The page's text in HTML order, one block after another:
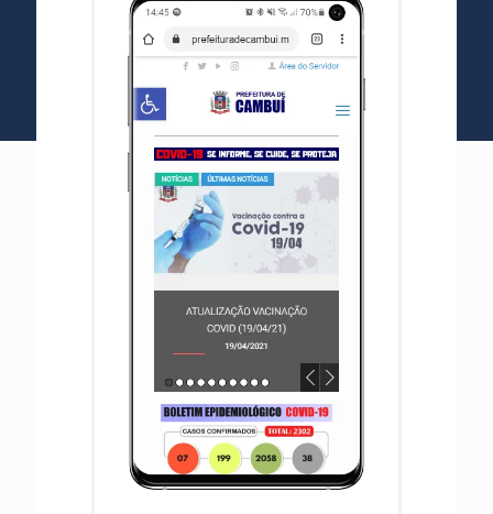
Não basta somente ter um site, ele precisa dar resultados
Confira alguns projetos que se destacam na
Guarda Site